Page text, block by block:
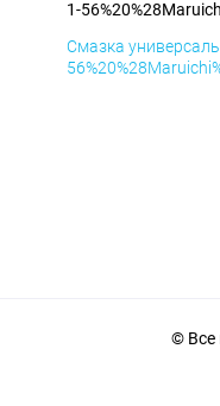
1-
Смазка
© Все